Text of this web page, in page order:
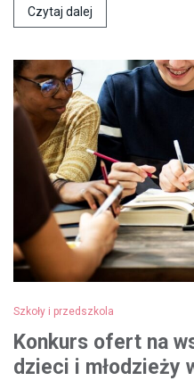
Czytaj dalej
Szkoły i przedszkola
Konkurs ofert na
dzieci i młodzieży